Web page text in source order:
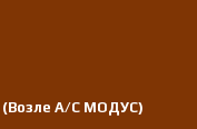
(Возле А/С МОДУС)